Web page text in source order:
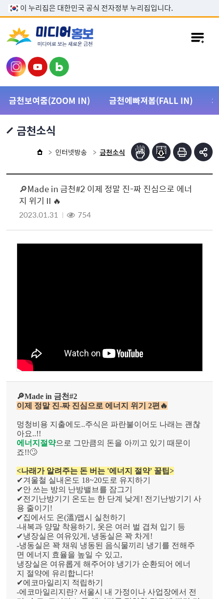
본문 바로가기
이 누리집은 대한민국 공식 전자정부 누리집입니다.
금천보여줌(ZOOM IN) 금천에빠져봄(FALL IN)
금천소식
인터넷방송 금천소식
🔎Made in 금천#2 이제 정말 진-짜 진심으로 에너
지 위기Ⅱ🔥
2023.01.31 754
🔎Made in 금천#2
이제 정말 진-짜 진심으로 에너지 위기 2편🔥
멍청비용 지출에도..주식은 파란불이어도 나래는 괜찮
아요..!!
에너지절약으로 그만큼의 돈을 아끼고 있기 때문이
죠!!🙄
<나래가 알려주는 돈 버는 '에너지 절약' 꿀팁>
✔겨울철 실내온도 18~20도로 유지하기
✔안 쓰는 방의 난방밸브를 잠그기
✔전기난방기기 온도는 한 단계 낮게! 전기난방기기 사
용 줄이기!
✔집에서도 온(溫)맵시 실천하기
-내복과 양말 착용하기, 옷은 여러 벌 겹쳐 입기 등
✔냉장실은 여유있게, 냉동실은 꽉 차게!
-냉동실은 꽉 채워 냉동된 음식물끼리 냉기를 전해주
면 에너지 효율을 높일 수 있고,
냉장실은 여유롭게 해주어야 냉기가 순환되어 에너
지 절약에 유리합니다!
✔에코마일리지 적립하기
-에코마일리지란? 서울시 내 가정이나 사업장에서 전